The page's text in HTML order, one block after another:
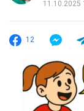
11.10.2025
12